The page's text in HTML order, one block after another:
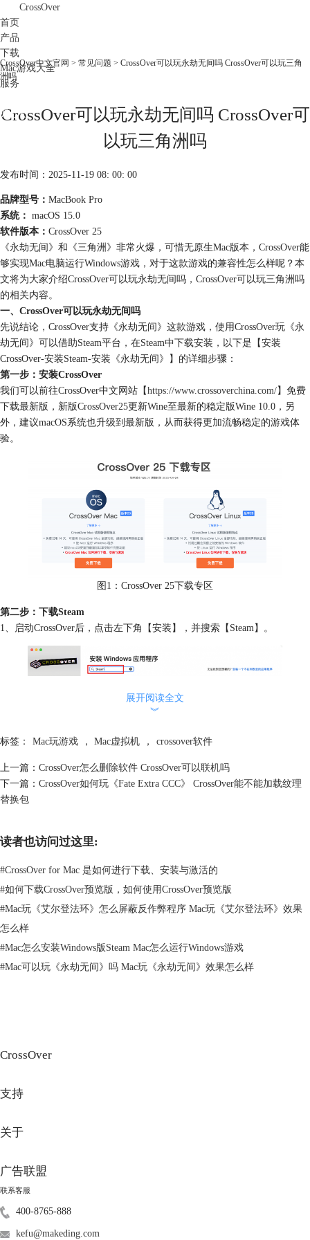
CrossOver
首页
产品
下载
Mac游戏大全
服务
购买
CrossOver中文官网 > 常见问题 > CrossOver可以玩永劫无间吗 CrossOver可以玩三角
洲吗
CrossOver可以玩永劫无间吗 CrossOver可
以玩三角洲吗
发布时间：2025-11-19 08: 00: 00
品牌型号： MacBook Pro
系统： macOS 15.0
软件版本： CrossOver 25
《永劫无间》和《三角洲》非常火爆，可惜无原生Mac版本，CrossOver能
够实现Mac电脑运行Windows游戏，对于这款游戏的兼容性怎么样呢？本
文将为大家介绍CrossOver可以玩永劫无间吗，CrossOver可以玩三角洲吗
的相关内容。
一、CrossOver可以玩永劫无间吗
先说结论，CrossOver支持《永劫无间》这款游戏，使用CrossOver玩《永
劫无间》可以借助Steam平台，在Steam中下载安装，以下是【安装
CrossOver-安装Steam-安装《永劫无间》】的详细步骤：
第一步：安装CrossOver
我们可以前往CrossOver中文网站【https://www.crossoverchina.com/】免费
下载最新版，新版CrossOver25更新Wine至最新的稳定版Wine 10.0，另
外，建议macOS系统也升级到最新版，从而获得更加流畅稳定的游戏体
验。
图1：CrossOver 25下载专区
第二步：下载Steam
1、启动CrossOver后，点击左下角【安装】，并搜索【Steam】。
2、点击【Steam】进入安装界面，在安装界面，我们手动创建Steam安装
的容器，默认自动创建新的Windows10的空容器。在安装Steam过程中出
现报错（例如d3dcompiler 47下载错误），我们要检查目前使用的
CrossOver是否为最新版的。如果不是最新版，可以前往CrossOver中文网
站下载最新版本。如果已经是最新版，需要使用加速器，例如雷神加速器
（点击这里下载），加速Steam商店后重新按照上文步骤安装Steam即可。
包，然后在CrossOver里选择【安装不在列表里的应用程序】，并选择
均保持默认即可。
展开阅读全文
︾
标签： Mac玩游戏 ， Mac虚拟机 ， crossover软件
上一篇： CrossOver怎么删除软件 CrossOver可以联机吗
下一篇： CrossOver如何玩《Fate Extra CCC》 CrossOver能不能加载纹理
替换包
读者也访问过这里:
#CrossOver for Mac 是如何进行下载、安装与激活的
#如何下载CrossOver预览版，如何使用CrossOver预览版
#Mac玩《艾尔登法环》怎么屏蔽反作弊程序 Mac玩《艾尔登法环》效果
怎么样
#Mac怎么安装Windows版Steam Mac怎么运行Windows游戏
#Mac可以玩《永劫无间》吗 Mac玩《永劫无间》效果怎么样
CrossOver
支持
关于
广告联盟
联系客服
400-8765-888
kefu@makeding.com